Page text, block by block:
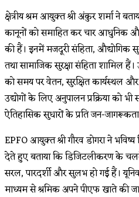
क्षेत्रीय श्रम आयुक्त श्री अंकुर शर्मा ने
कानूनों को समाहित कर चार आधुनिक
की हैं। इनमें मजदूरी संहिता, औद्योगिक
तथा सामाजिक सुरक्षा संहिता शामिल
को समय पर वेतन, सुरक्षित कार्यस्थल और
उद्योगों के लिए अनुपालन प्रक्रिया को
ऐतिहासिक सुधारों के प्रति जन-
EPFO आयुक्त श्री गौरव डोगरा ने भविष्य
देते हुए बताया कि डिजिटलीकरण के
सरल, पारदर्शी और सुलभ हो गई हैं।
माध्यम से श्रमिक अपने पीएफ खाते की